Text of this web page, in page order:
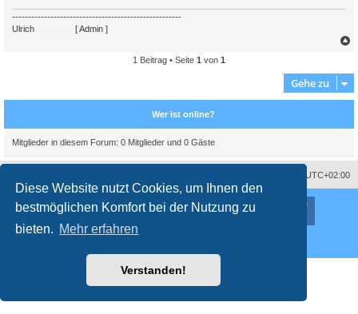
Diese Website nutzt Cookies, um Ihnen den
bestmöglichen Komfort bei der Nutzung zu
bieten. Mehr erfahren
Verstanden!
-----------------------------------------------------
Ulrich
[ Admin ]
h
b
1 Beitrag • Seite 1 von 1
Gehe zu
Wer ist online?
Mitglieder in diesem Forum: 0 Mitglieder und 0 Gäste
UTC+02:00
Nutzungsbedingungen
Datenschutzerklärung
Powered byphpBB ® Forum Software © phpBB Limited
Deutsche Übersetzung durch
Styleproflatvon ©Mazeltof2017